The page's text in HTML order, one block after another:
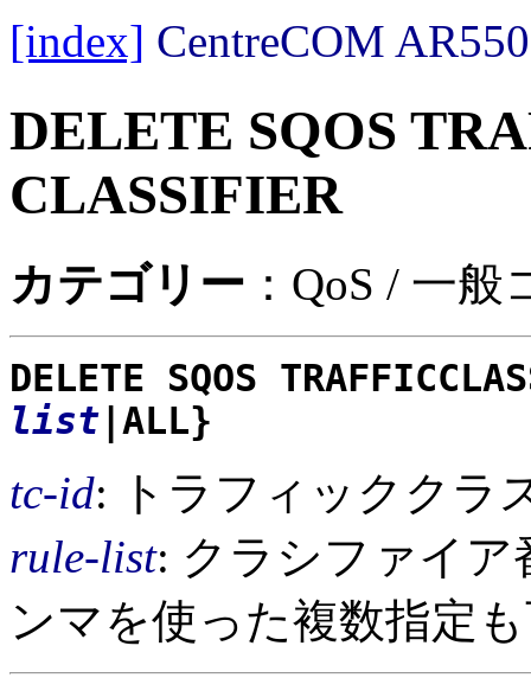
[index] CentreCOM
DELETE SQOS
CLASSIFIER
カテゴリー ：QoS / 一
DELETE SQOS
list |ALL}
tc-id: トラフィッククラ
rule-list: クラシファイア
ンマを使った複数指定